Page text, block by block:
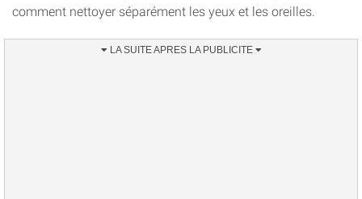
comment nettoyer séparément les yeux et les oreilles.